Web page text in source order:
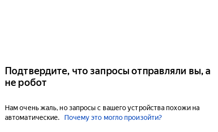
Подтвердите, что запросы отправляли вы, а
не робот
Нам очень жаль, но запросы с вашего устройства похожи на
автоматические.
Почему это могло произойти?